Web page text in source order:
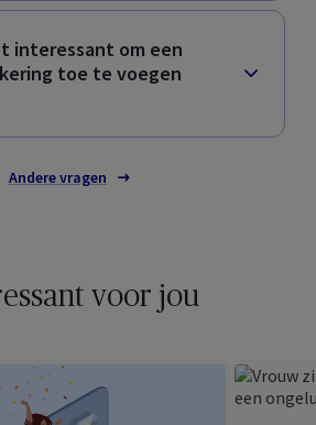
interessant om een
toe te voegen
Andere vragen
voor jou